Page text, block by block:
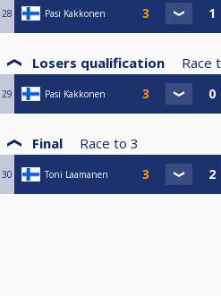
28 Pasi Kakkonen
Losers qualification Race
29 Pasi Kakkonen
Final Race to 3
30 Toni Laamanen